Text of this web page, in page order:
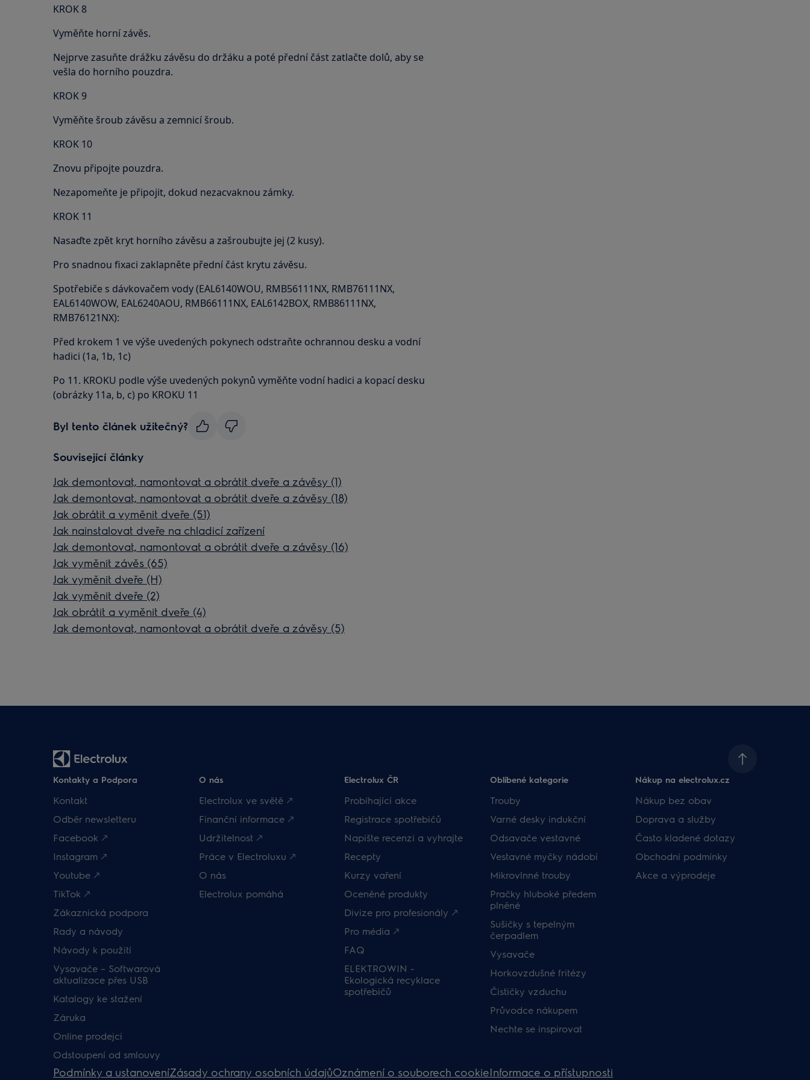
KROK 8
Vyměňte horní závěs.
Nejprve zasuňte drážku závěsu do držáku a poté přední část zatlačte dolů, aby se
vešla do horního pouzdra.
KROK 9
Vyměňte šroub závěsu a zemnicí šroub.
KROK 10
Znovu připojte pouzdra.
Nezapomeňte je připojit, dokud nezacvaknou zámky.
KROK 11
Nasaďte zpět kryt horního závěsu a zašroubujte jej (2 kusy).
Pro snadnou fixaci zaklapněte přední část krytu závěsu.
Spotřebiče s dávkovačem vody (EAL6140WOU, RMB56111NX, RMB76111NX,
EAL6140WOW, EAL6240AOU, RMB66111NX, EAL6142BOX, RMB86111NX,
RMB76121NX):
Před krokem 1 ve výše uvedených pokynech odstraňte ochrannou desku a vodní
hadici (1a, 1b, 1c)
Po 11. KROKU podle výše uvedených pokynů vyměňte vodní hadici a kopací desku
(obrázky 11a, b, c) po KROKU 11
Byl tento článek užitečný?
Související články
Jak demontovat, namontovat a obrátit dveře a závěsy (1)
Jak demontovat, namontovat a obrátit dveře a závěsy (18)
Jak obrátit a vyměnit dveře (51)
Jak nainstalovat dveře na chladicí zařízení
Jak demontovat, namontovat a obrátit dveře a závěsy (16)
Jak vyměnit závěs (65)
Jak vyměnit dveře (H)
Jak vyměnit dveře (2)
Jak obrátit a vyměnit dveře (4)
Jak demontovat, namontovat a obrátit dveře a závěsy (5)
Kontakty a Podpora
Kontakt
Odběr newsletteru
Facebook 🡕
Instagram 🡕
Youtube 🡕
TikTok 🡕
Zákaznická podpora
Rady a návody
Návody k použití
Vysavače – Softwarová
aktualizace přes USB
Katalogy ke stažení
Záruka
Online prodejci
Odstoupení od smlouvy
O nás
Electrolux ve světě 🡕
Finanční informace 🡕
Udržitelnost 🡕
Práce v Electroluxu 🡕
O nás
Electrolux pomáhá
Electrolux ČR
Probíhající akce
Registrace spotřebičů
Napište recenzi a vyhrajte
Recepty
Kurzy vaření
Oceněné produkty
Divize pro profesionály 🡕
Pro média 🡕
FAQ
ELEKTROWIN -
Ekologická recyklace
spotřebičů
Oblíbené kategorie
Trouby
Varné desky indukční
Odsavače vestavné
Vestavné myčky nádobí
Mikrovlnné trouby
Pračky hluboké předem
plněné
Sušičky s tepelným
čerpadlem
Vysavače
Horkovzdušné fritézy
Čističky vzduchu
Průvodce nákupem
Nechte se inspirovat
Nákup na electrolux.cz
Nákup bez obav
Doprava a služby
Často kladené dotazy
Obchodní podmínky
Akce a výprodeje
Podmínky a ustanoveníZásady ochrany osobních údajůOznámení o souborech cookieInformace o přístupnosti